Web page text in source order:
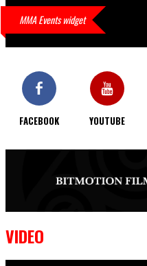
Beatdown 9 Event Results
interviews hier
9 OKTOBER, 2023
Alvi
gemaakt is…
9 OKTOBER, 2023
CWA Lowlands 7
MMA Events widget
FACEBOOK YOUTUBE
VIDEO